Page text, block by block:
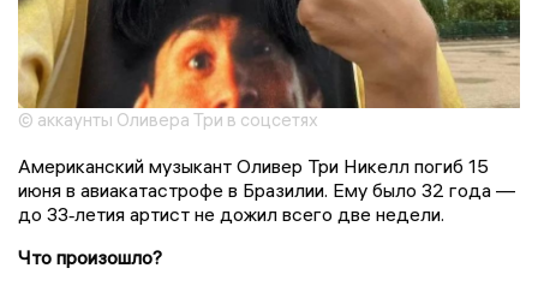
© аккаунты Оливера Три в соцсетях
Американский музыкант Оливер Три Никелл погиб 15
июня в авиакатастрофе в Бразилии. Ему было 32 года —
до 33‑летия артист не дожил всего две недели.
Что произошло?